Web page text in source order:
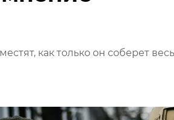
как только он соберет весь